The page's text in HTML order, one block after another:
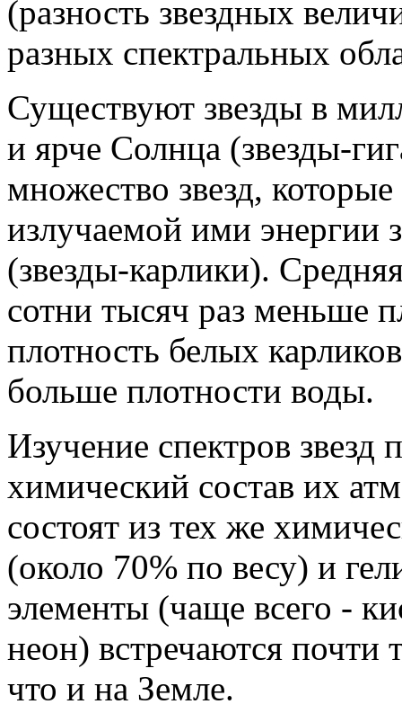
(разность звездных
разных спектральных
Существуют звезды в
и ярче Солнца (звезды-
множество звезд,
излучаемой ими энергии
(звезды-карлики).
сотни тысяч раз меньше
плотность белых
больше плотности воды.
Изучение спектров звезд
химический состав их
состоят из тех же
(около 70% по весу) и
элементы (чаще всего -
неон) встречаются
что и на Земле.